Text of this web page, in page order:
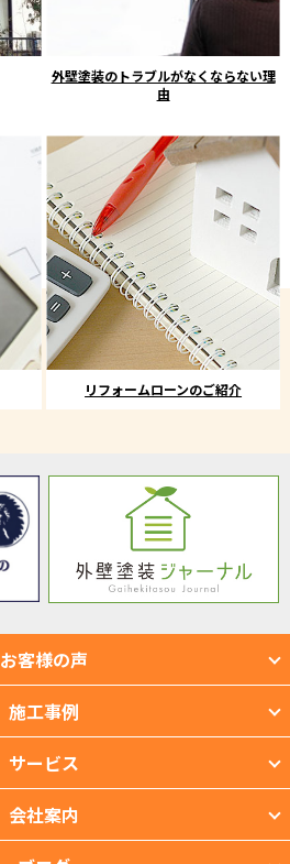
外壁塗装のトラブルがなくならない理
由
リフォームローンのご紹介
お客様の声
施工事例
サービス
会社案内